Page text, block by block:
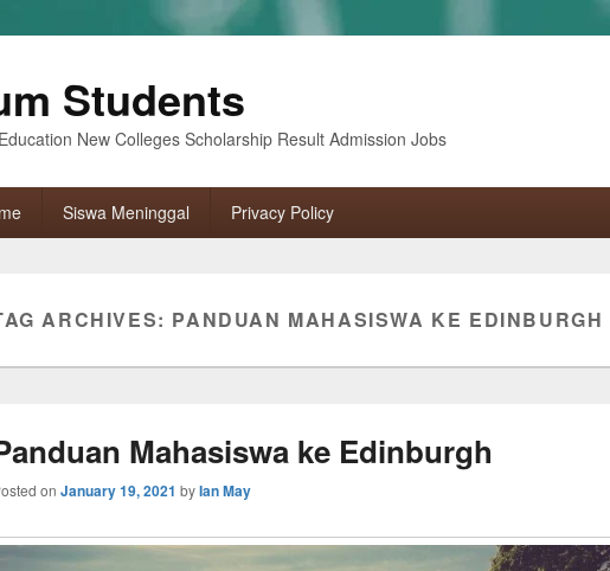
Students
New Colleges Scholarship Result Admission Jobs
Siswa Meninggal Privacy Policy
ARCHIVES: PANDUAN MAHASISWA KE EDINBURGH
Mahasiswa ke Edinburgh
on January 19, 2021 byIan May